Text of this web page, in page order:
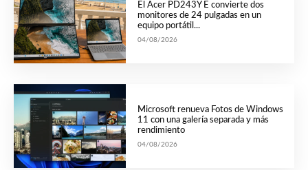
El Acer PD243Y E convierte dos
monitores de 24 pulgadas en un
equipo portátil...
04/08/2026
Microsoft renueva Fotos de Windows
11 con una galería separada y más
rendimiento
04/08/2026